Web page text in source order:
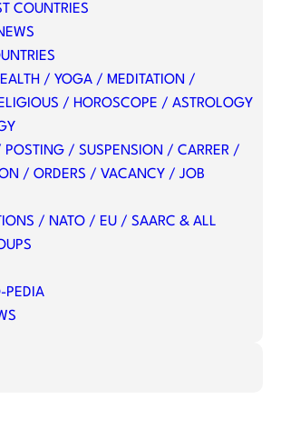
COUNTRIES
/ YOGA / MEDITATION /
/ HOROSCOPE / ASTROLOGY
POSTING / SUSPENSION / CARRER /
/ ORDERS / VACANCY / JOB
/ NATO / EU / SAARC & ALL
PEDIA